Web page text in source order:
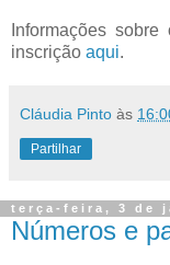
Informações
inscrição aqui.
Cláudia Pinto às
Partilhar
terça-feira, 3 de
Números e